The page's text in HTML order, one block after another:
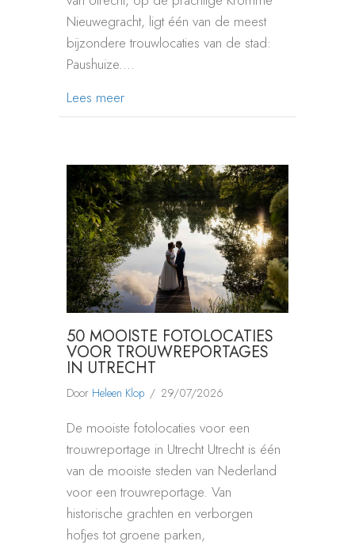
Nieuwegracht, ligt één van de meest
bijzondere trouwlocaties van de stad:
Paushuize.…
Lees meerabout Bruidsfotograaf Paushuize Utrecht
50 MOOISTE FOTOLOCATIES
VOOR TROUWREPORTAGES
IN UTRECHT
Door Heleen Klop / 29/07/2026
De mooiste fotolocaties voor een
trouwreportage in Utrecht Utrecht is één
van de mooiste steden van Nederland
voor een trouwreportage. Van
historische grachten en verborgen
hofjes tot groene parken,